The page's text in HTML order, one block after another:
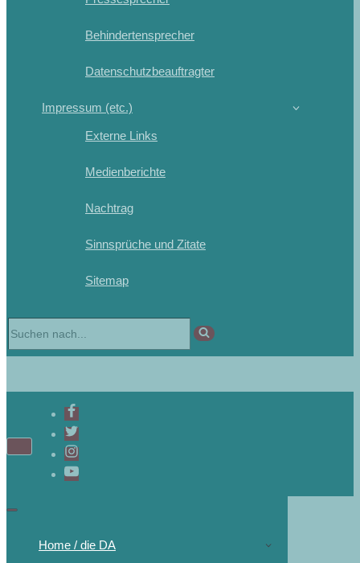
Behindertensprecher
Datenschutzbeauftragter
Impressum (etc.)
Externe Links
Medienberichte
Nachtrag
Sinnsprüche und Zitate
Sitemap
Home / die DA